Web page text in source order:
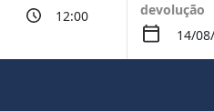
devolução